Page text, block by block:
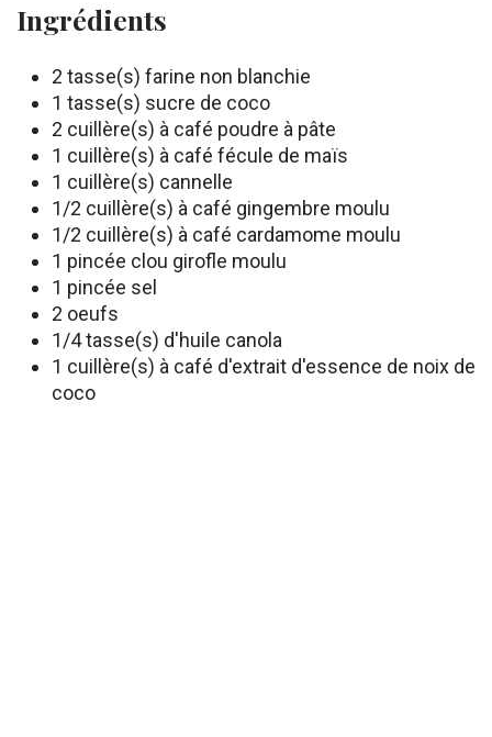
Ingrédients
2 tasse(s) farine non blanchie
1 tasse(s) sucre de coco
2 cuillère(s) à café poudre à pâte
1 cuillère(s) à café fécule de maïs
1 cuillère(s) cannelle
1/2 cuillère(s) à café gingembre moulu
1/2 cuillère(s) à café cardamome moulu
1 pincée clou girofle moulu
1 pincée sel
2 oeufs
1/4 tasse(s) d'huile canola
1 cuillère(s) à café d'extrait d'essence de noix de
coco